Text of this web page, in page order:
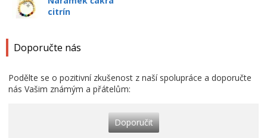
citrín
Doporučte nás
Podělte se o pozitivní zkušenost z naší spolupráce a doporučte
nás Vašim známým a přátelům:
Doporučit